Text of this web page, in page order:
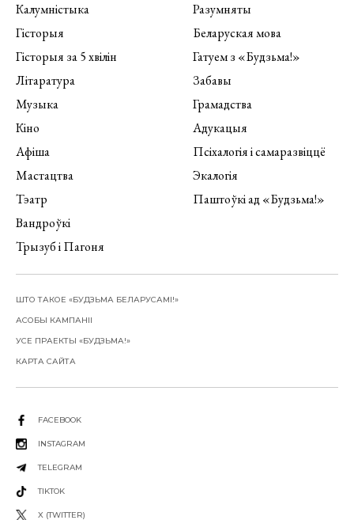
Калумністыка
Гісторыя
Гісторыя за 5 хвілін
Літаратура
Музыка
Кіно
Афіша
Мастацтва
Тэатр
Вандроўкі
Трызуб і Пагоня
Разумняты
Беларуская мова
Гатуем з «Будзьма!»
Забавы
Грамадства
Адукацыя
Псіхалогія і самаразвіццё
Экалогія
Паштоўкі ад «Будзьма!»
ШТО ТАКОЕ «БУДЗЬМА БЕЛАРУСАМІ!»
АСОБЫ КАМПАНІІ
УСЕ ПРАЕКТЫ «БУДЗЬМА!»
КАРТА САЙТА
FACEBOOK
INSTAGRAM
TELEGRAM
TIKTOK
X (TWITTER)